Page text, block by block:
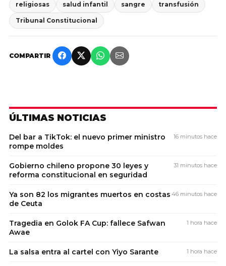
religiosas salud infantil sangre transfusión
Tribunal Constitucional
COMPARTIR
ÚLTIMAS NOTICIAS
Del bar a TikTok: el nuevo primer ministro
rompe moldes
16 minutos hace
Gobierno chileno propone 30 leyes y
reforma constitucional en seguridad
31 minutos hace
Ya son 82 los migrantes muertos en costas
de Ceuta
46 minutos hace
Tragedia en Golok FA Cup: fallece Safwan
Awae
1 hora hace
La salsa entra al cartel con Yiyo Sarante 1 hora hace